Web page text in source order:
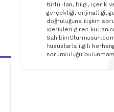
türlü ilan, bilgi, içerik
gerçekliği, orijinalliği,
doğruluğuna ilişkin
içerikleri giren
hususlarla ilgili
sorumluluğu